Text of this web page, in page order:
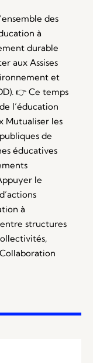
des
à
durable
aux Assises
et
👉 Ce temps
l’éducation
Mutualiser les
de
éducatives
le
à
structures